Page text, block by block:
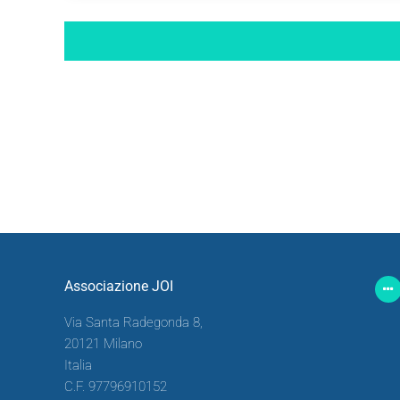
Associazione JOI
Via Santa Radegonda 8,
20121 Milano
Italia
C.F. 97796910152